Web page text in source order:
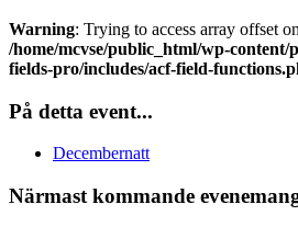
Warning: Trying to access array offset
/home/mcvse/public_html/wp-content/
fields-pro/includes/acf-field-
På detta event...
Decembernatt
Närmast kommande